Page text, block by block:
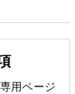
用ページ